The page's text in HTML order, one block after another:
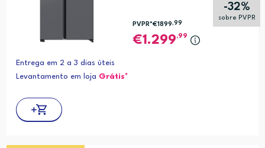
de
-32%
sobre PVPR
PVPR*€1899,99
1.299,99
Entrega em 2 a 3 dias úteis
Levantamento em loja Grátis*